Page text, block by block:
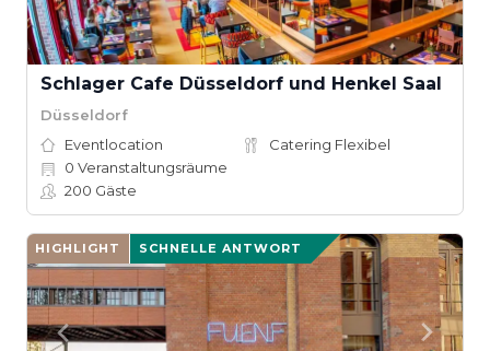
Schlager Cafe Düsseldorf und Henkel Saal
Düsseldorf
Eventlocation
Catering Flexibel
0 Veranstaltungsräume
200 Gäste
HIGHLIGHT SCHNELLE ANTWORT